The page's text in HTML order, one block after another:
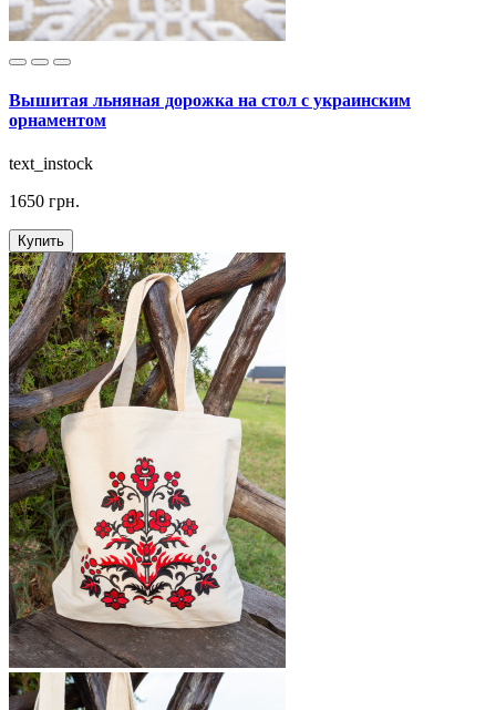
Вышитая льняная дорожка на стол с украинским
орнаментом
text_instock
1650 грн.
Купить